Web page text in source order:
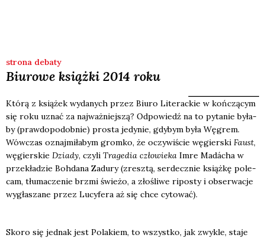
strona debaty
Biurowe książki 2014 roku
Któ­rą z ksią­żek wyda­nych przez Biu­ro Lite­rac­kie w koń­czą­cym
się roku uznać za naj­waż­niej­szą? Odpo­wiedź na to pyta­nie była­
by (praw­do­po­dob­nie) pro­sta jedy­nie, gdy­bym była Węgrem.
Wów­czas oznaj­mi­ła­bym grom­ko, że oczy­wi­ście węgier­ski Faust,
węgier­skie Dzia­dy, czy­li Tra­ge­dia czło­wie­ka Imre Madácha w
prze­kła­dzie Boh­da­na Zadu­ry (zresz­tą, ser­decz­nie książ­kę pole­
cam, tłu­ma­cze­nie brzmi świe­żo, a zło­śli­we ripo­sty i obser­wa­cje
wygła­sza­ne przez Lucy­fe­ra aż się chce cyto­wać).
Sko­ro się jed­nak jest Pola­kiem, to wszyst­ko, jak zwy­kle, sta­je